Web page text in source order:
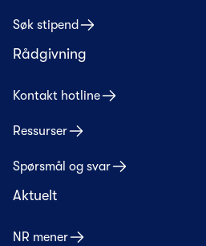
Søk stipend
Rådgivning
Kontakt hotline
Ressurser
Spørsmål og svar
Aktuelt
NR mener